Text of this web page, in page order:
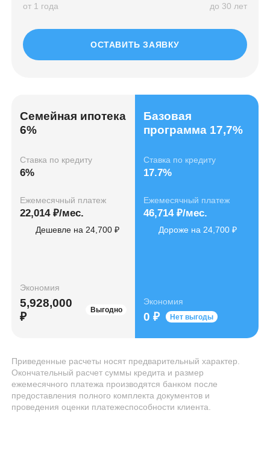
от 1 года до 30 лет
ОСТАВИТЬ ЗАЯВКУ
Семейная ипотека
6%
Ставка по кредиту
6%
Ежемесячный платеж
22,014 ₽/мес.
Дешевле на 24,700 ₽
Экономия
5,928,000
₽
Выгодно
Базовая
программа 17,7%
Ставка по кредиту
17.7%
Ежемесячный платеж
46,714 ₽/мес.
Дороже на 24,700 ₽
Экономия
0 ₽ Нет выгоды
Приведенные расчеты носят предварительный характер.
Окончательный расчет суммы кредита и размер
ежемесячного платежа производятся банком после
предоставления полного комплекта документов и
проведения оценки платежеспособности клиента.